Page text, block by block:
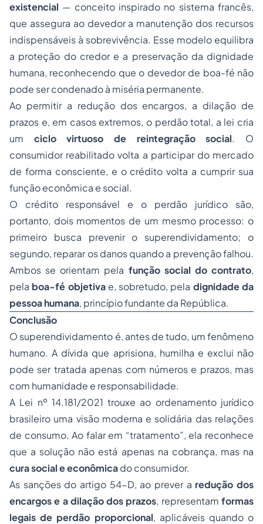
existencial — conceito inspirado no sistema francês,
que assegura ao devedor a manutenção dos recursos
indispensáveis à sobrevivência. Esse modelo equilibra
a proteção do credor e a preservação da dignidade
humana, reconhecendo que o devedor de boa-fé não
pode ser condenado à miséria permanente.
Ao permitir a redução dos encargos, a dilação de
prazos e, em casos extremos, o perdão total, a lei cria
um ciclo virtuoso de reintegração social. O
consumidor reabilitado volta a participar do mercado
de forma consciente, e o crédito volta a cumprir sua
função econômica e social.
O crédito responsável e o perdão jurídico são,
portanto, dois momentos de um mesmo processo: o
primeiro busca prevenir o superendividamento; o
segundo, reparar os danos quando a prevenção falhou.
Ambos se orientam pela função social do contrato,
pela boa-fé objetivae, sobretudo, pela dignidade da
pessoa humana, princípio fundante da República.
Conclusão
O superendividamento é, antes de tudo, um fenômeno
humano. A dívida que aprisiona, humilha e exclui não
pode ser tratada apenas com números e prazos, mas
com humanidade e responsabilidade.
A Lei nº 14.181/2021 trouxe ao ordenamento jurídico
brasileiro uma visão moderna e solidária das relações
de consumo. Ao falar em “tratamento”, ela reconhece
que a solução não está apenas na cobrança, mas na
cura social e econômicado consumidor.
As sanções do artigo 54-D, ao prever a redução dos
encargos e a dilação dos prazos, representamformas
legais de perdão proporcional, aplicáveis quando o